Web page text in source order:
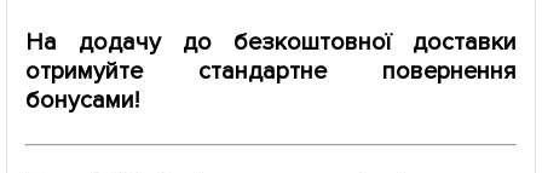
На додачу до безкоштовної доставки
отримуйте стандартне повернення
бонусами!